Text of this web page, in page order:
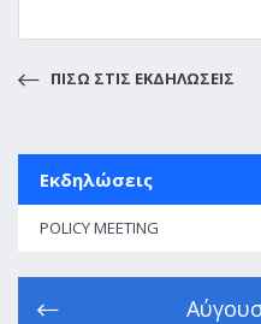
ΠΙΣΩ ΣΤΙΣ ΕΚΔΗΛΩΣΕΙΣ
Εκδηλώσεις
POLICY MEETING